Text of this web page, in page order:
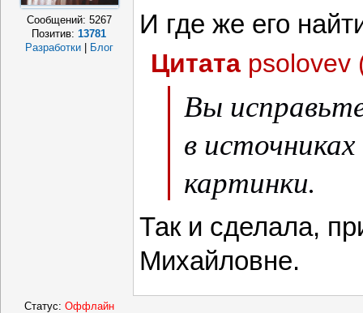
Сообщений: 5267
Позитив:13781
Разработки
Блог
И где же его
Цитата psolovev
Вы
в
картинки.
Так и сделала,
Михайловне.
Статус: Оффлайн